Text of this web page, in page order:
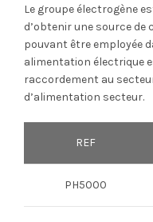
Le groupe électrogène
d’obtenir une source de
pouvant être employée
alimentation électrique
raccordement au
d’alimentation secteur.
REF
PH5000